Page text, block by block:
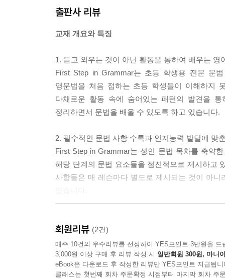
Lesson 1 This Is My Hat.
출판사 리뷰
교재 개요와 특징
1. 듣고 외우는 것이 아닌 활동을 통하여 배우는 영
First Step in Grammar는 초등 학생용 전문 문
영문법을 처음 접하는 초등 학생들이 이해하지
다채로운 활동 속에 숨어있는 패턴의 발견을
정리하면서 문법을 배울 수 있도록 하고 있습니다.
2. 필수적인 문법 사항 수록과 인지능력 발달에 맞
First Step in Grammar는 성인 문법 목차를 축약
해당 단계의 문법 요소들을 점진적으로 제시하고
사항들은 매 레슨마다 별도로 제시되는 것이 아
First Step in Grammar는 방대하고 다채로운 사진
왔던 문법 교육의 방향을 전환하였습니다. 아이들
력을 향상시킬 수 있게 되며, 〈Talking about
욱 공고히 내재화하게 됩니다. 따분했던 문법 수업
회원리뷰 (2건)
매주 10건의 우수리뷰를 선정하여 YES포인트 3만원을 드
3,000원 이상 구매 후 리뷰 작성 시 일반회원 300원, 마니
eBook은 다운로드 후 작성한 리뷰만 YES포인트 지급됩니
클래스는 첫번째 회차 주문확정 시점부터 마지막 회차 주